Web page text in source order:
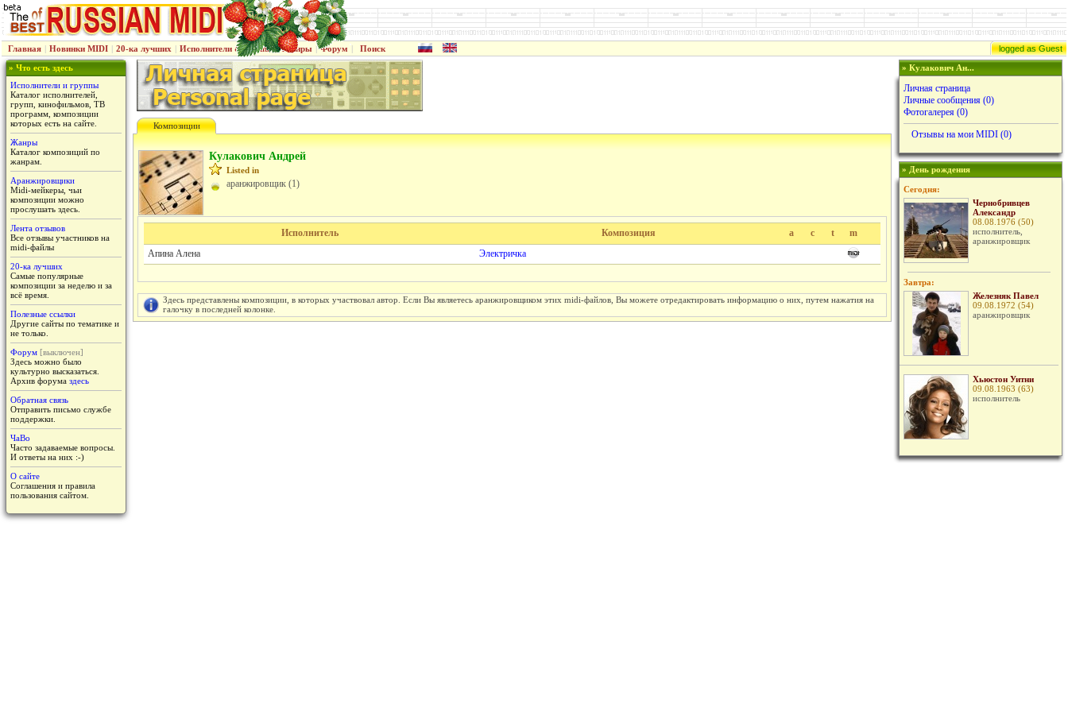
Главная | Новинки MIDI | 20-ка лучших | Исполнители & группы | Жанры | Форум | Поиск
logged as Guest
» Что есть здесь
Исполнители и группы
Каталог исполнителей,
групп, кинофильмов, ТВ
программ, композиции
которых есть на сайте.
Жанры
Каталог композиций по
жанрам.
Аранжировщики
Midi-мейкеры, чьи
композиции можно
прослушать здесь.
Лента отзывов
Все отзывы участников на
midi-файлы
20-ка лучших
Самые популярные
композиции за неделю и за
всё время.
Полезные ссылки
Другие сайты по тематике и
не только.
Форум [выключен]
Здесь можно было
культурно высказаться.
Архив форума здесь
Обратная связь
Отправить письмо службе
поддержки.
ЧаВо
Часто задаваемые вопросы.
И ответы на них :-)
О сайте
Соглашения и правила
пользования сайтом.
Композиции
Кулакович Aндрей
Listed in
аранжировщик (1)
Исполнитель Композиция a c t
m
Апина Алена
Электричка
Здесь представлены композиции, в которых участвовал автор. Если Вы являетесь аранжировщиком этих midi-файлов, Вы можете отредактировать информацию о них, путем нажатия на
галочку в последней колонке.
» Кулакович Aн...
Личная страница
Личные сообщения (0)
Фотогалерея (0)
Отзывы на мои MIDI (0)
» День рождения
Сегодня:
Чернобривцев
Александр
08.08.1976 (50)
исполнитель,
аранжировщик
Завтра:
Железняк Павел
09.08.1972 (54)
аранжировщик
Хьюстон Уитни
09.08.1963 (63)
исполнитель